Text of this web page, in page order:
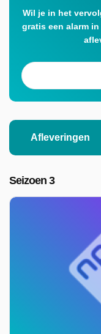
Wil je in het
gratis een alarm
Afleveringen
Seizoen 3